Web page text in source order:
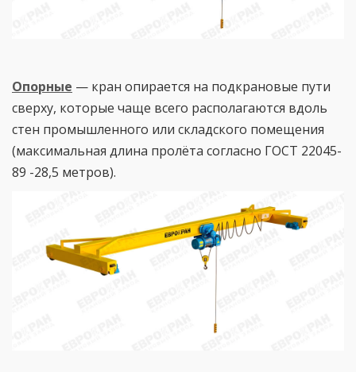
Опорные — кран опирается на подкрановые пути
сверху, которые чаще всего располагаются вдоль
стен промышленного или складского помещения
(максимальная длина пролёта согласно ГОСТ 22045-
89 -28,5 метров).